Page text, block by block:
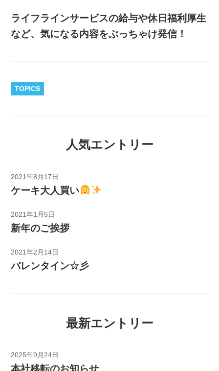
ライフラインサービスの給与や休日福利厚生
など、気になる内容をぶっちゃけ発信！
TOPICS
人気エントリー
2021年8月17日
ケーキ大人買い
2021年1月5日
新年のご挨拶
2021年2月14日
バレンタイン☆彡
最新エントリー
2025年9月24日
本社移転のお知らせ